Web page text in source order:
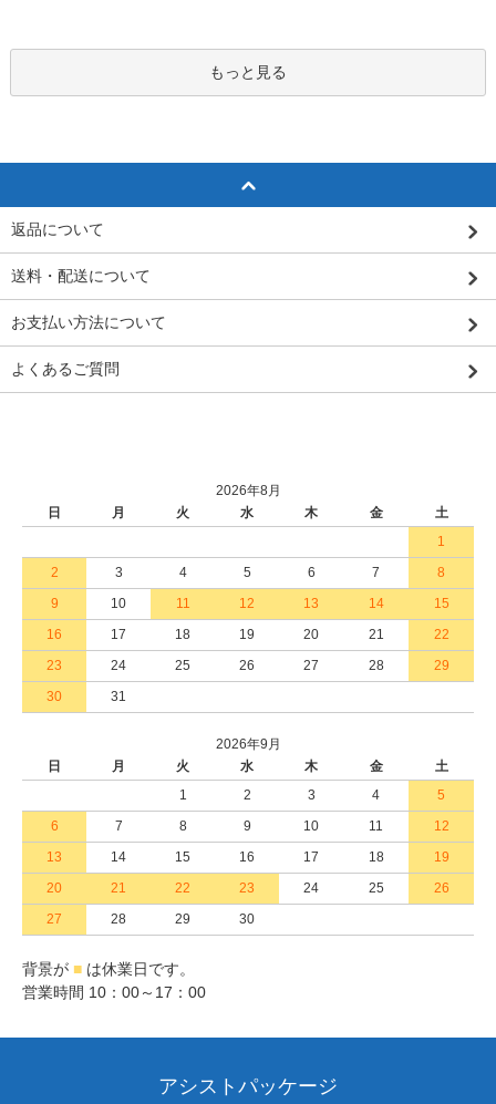
もっと見る
返品について
送料・配送について
お支払い方法について
よくあるご質問
2026年8月
日
月 火 水 木 金
土
1
2
3 4 5 6 7
8
9
10 11 12 13 14
15
16
17 18 19 20 21
22
23
24 25 26 27 28
29
30
31
2026年9月
日
月 火 水 木 金
土
1
2 3 4
5
6
7 8 9 10 11
12
13
14 15 16 17 18
19
20
21 22 23 24 25
26
27
28 29 30
背景が ■ は休業日です。
営業時間 10：00～17：00
アシストパッケージ